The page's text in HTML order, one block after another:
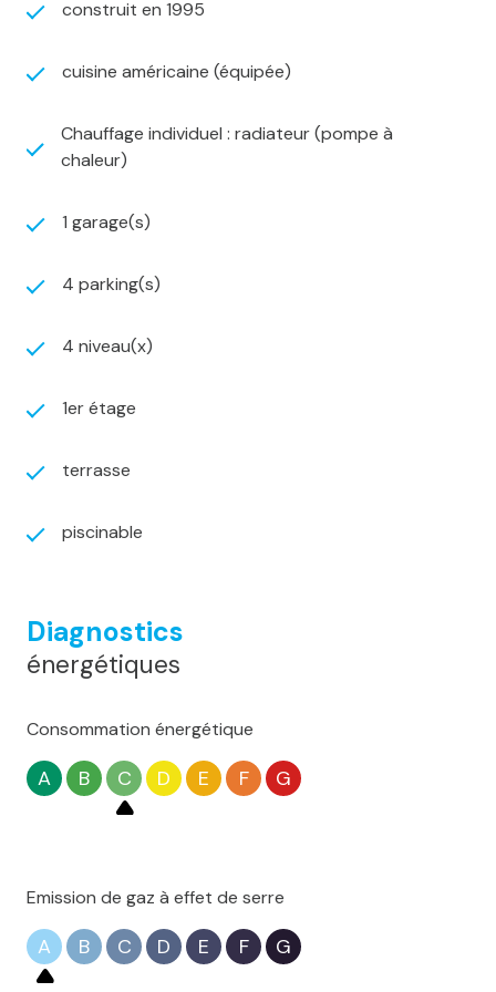
Double vitrage PVC
La maison dispose également d’un grand garage et
permettant d’accueillir facilement plusieurs véhicules.
Un bien idéal pour les familles à la recherche de calme,
commodités et de Metz.
Pour plus d’informations ou pour organiser une visite,
contactez : Luan Fernández – 06 15 80 31 22 Agent
numéro 930 428 966
construit en 1995
cuisine américaine (équipée)
Chauffage individuel : radiateur (pompe à
chaleur)
1 garage(s)
4 parking(s)
4 niveau(x)
1er étage
terrasse
piscinable
Diagnostics
énergétiques
Consommation énergétique
A B C D E F G
Emission de gaz à effet de serre
A B C D E F G